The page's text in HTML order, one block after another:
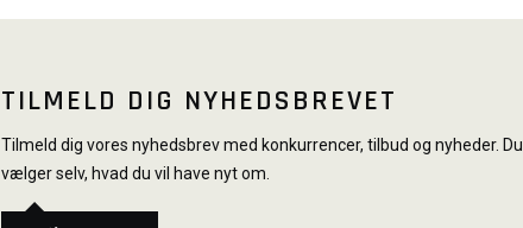
TILMELD DIG NYHEDSBREVET
Tilmeld dig vores nyhedsbrev med konkurrencer, tilbud og nyheder. Du
vælger selv, hvad du vil have nyt om.